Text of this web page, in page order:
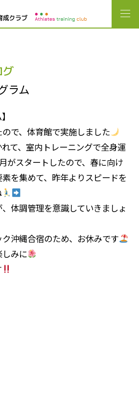
グ
ラム
で、体育館で実施しました
て、室内トレーニングで全身運
がスタートしたので、春に向け
を集めて、昨年よりスピードを
体調管理を意識していきましょ
沖縄合宿のため、お休みです
みに